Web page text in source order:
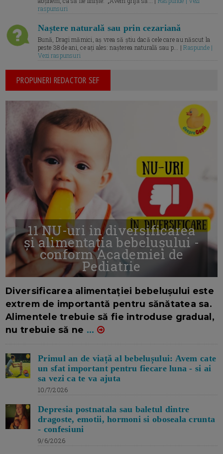
raspunsuri
Naștere naturală sau prin cezariană
Bună, Dragi mămici, aș vrea să știu dacă cele care au născut la
peste 38 de ani, ce ați ales: nașterea naturală sau p... |Raspunde |
Vezi raspunsuri
PROPUNERI REDACTOR SEF
11 NU-uri in diversificarea
și alimentația bebelușului -
conform Academiei de
Pediatrie
Diversificarea alimentației bebelușului este
extrem de importantă pentru sănătatea sa.
Alimentele trebuie să fie introduse gradual,
nu trebuie să ne ...
Primul an de viață al bebelușului: Avem cate
un sfat important pentru fiecare luna - si ai
sa vezi ca te va ajuta
10/7/2026
Depresia postnatala sau baletul dintre
dragoste, emotii, hormoni si oboseala crunta
- confesiuni
9/6/2026